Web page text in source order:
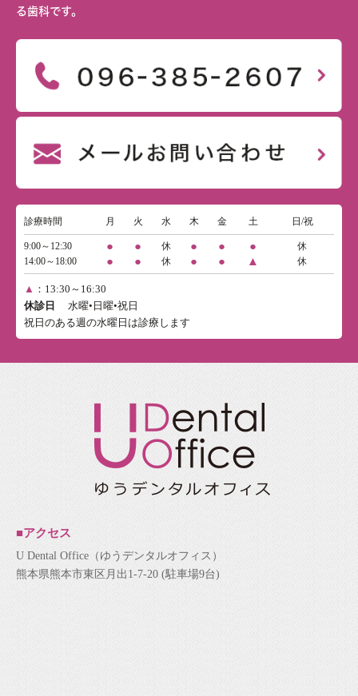
る歯科です。
診療時間 月 火 水 木 金 土 日/祝
9:00～12:30 ● ● 休 ● ● ●
休
14:00～18:00
● ● 休 ● ● ▲ 休
▲ ：13:30～16:30
休診日
水曜•日曜•祝日
祝日のある週の水曜日は診療します
■アクセス
U Dental Office（ゆうデンタルオフィス）
熊本県熊本市東区月出1-7-20 (駐車場9台)